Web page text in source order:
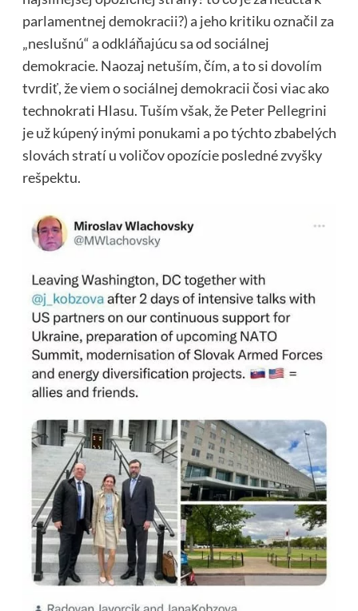
parlamentnej demokracii?) a jeho kritiku označil za
„neslušnú“ a odkláňajúcu sa od sociálnej
demokracie. Naozaj netuším, čím, a to si dovolím
tvrdiť, že viem o sociálnej demokracii čosi viac ako
technokrati Hlasu. Tuším však, že Peter Pellegrini
je už kúpený inými ponukami a po týchto zbabelých
slovách stratí u voličov opozície posledné zvyšky
rešpektu.